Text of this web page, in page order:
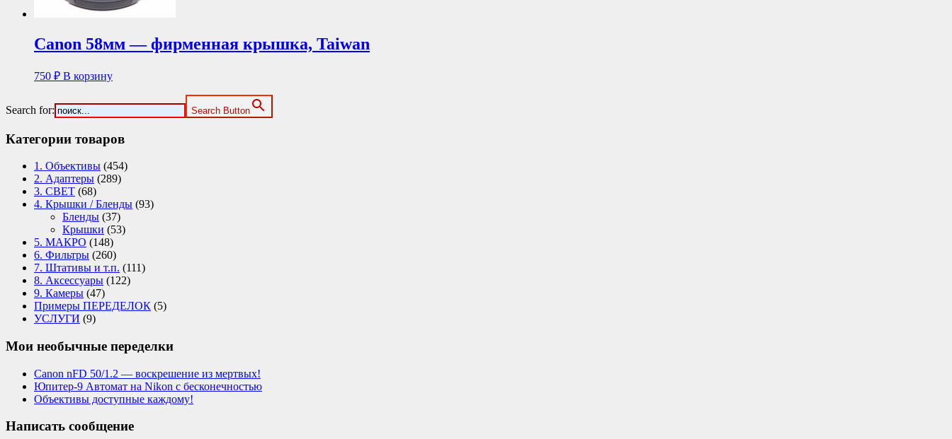
Canon 58мм — фирменная крышка, Taiwan
750 ₽ В корзину
Search for: Search Button
Категории товаров
1. Объективы (454)
2. Адаптеры (289)
3. СВЕТ (68)
4. Крышки / Бленды (93)
Бленды (37)
Крышки (53)
5. МАКРО (148)
6. Фильтры (260)
7. Штативы и т.п. (111)
8. Аксессуары (122)
9. Камеры (47)
Примеры ПЕРЕДЕЛОК (5)
УСЛУГИ (9)
Мои необычные переделки
Canon nFD 50/1.2 — воскрешение из мертвых!
Юпитер-9 Автомат на Nikon с бесконечностью
Объективы доступные каждому!
Написать сообщение